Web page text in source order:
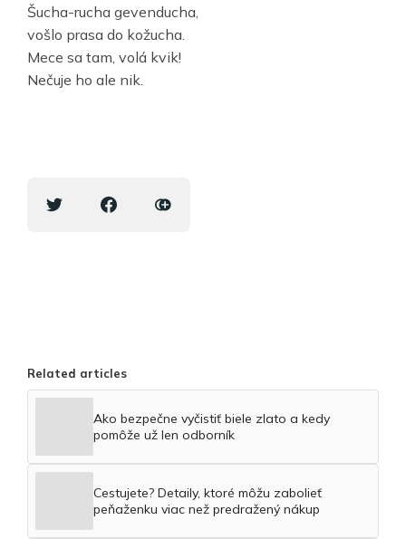
Šucha-rucha gevenducha,
vošlo prasa do kožucha.
Mece sa tam, volá kvik!
Nečuje ho ale nik.
Related articles
Ako bezpečne vyčistiť biele zlato a kedy
pomôže už len odborník
Cestujete? Detaily, ktoré môžu zabolieť
peňaženku viac než predražený nákup